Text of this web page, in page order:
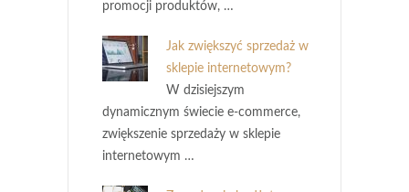
promocji produktów, …
Jak zwiększyć sprzedaż w
sklepie internetowym?
W dzisiejszym
dynamicznym świecie e-commerce,
zwiększenie sprzedaży w sklepie
internetowym …